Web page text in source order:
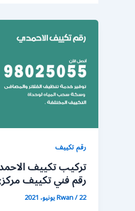
رقم تكييف
رقم فني تكييف
Rwan/22 يونيو، 2021